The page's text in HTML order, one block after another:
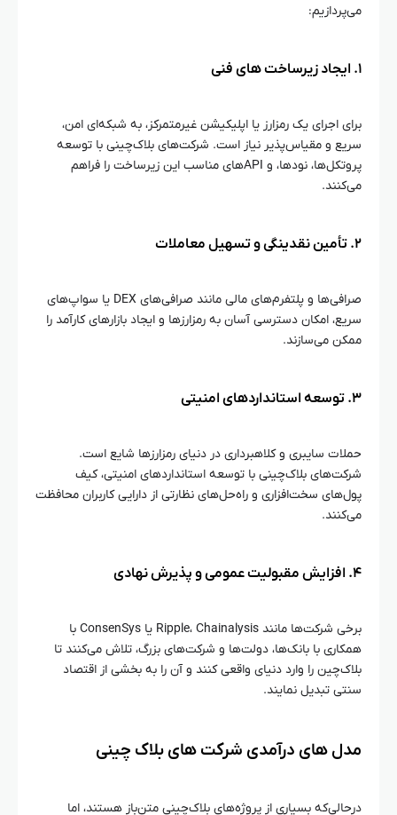
می‌پردازیم:
۱. ایجاد زیرساخت‌ های فنی
برای اجرای یک رمزارز یا اپلیکیشن غیرمتمرکز، به شبکه‌ای امن،
سریع و مقیاس‌پذیر نیاز است. شرکت‌های بلاک‌چینی با توسعه
پروتکل‌ها، نودها، و APIهای مناسب این زیرساخت را فراهم
می‌کنند.
۲. تأمین نقدینگی و تسهیل معاملات
صرافی‌ها و پلتفرم‌های مالی مانند صرافی‌های DEX یا سواپ‌های
سریع، امکان دسترسی آسان به رمزارزها و ایجاد بازارهای کارآمد را
ممکن می‌سازند.
۳. توسعه استانداردهای امنیتی
حملات سایبری و کلاهبرداری در دنیای رمزارزها شایع است.
شرکت‌های بلاک‌چینی با توسعه استانداردهای امنیتی، کیف
پول‌های سخت‌افزاری و راه‌حل‌های نظارتی از دارایی کاربران محافظت
می‌کنند.
۴. افزایش مقبولیت عمومی و پذیرش نهادی
برخی شرکت‌ها مانند Ripple، Chainalysis یا ConsenSys با
همکاری با بانک‌ها، دولت‌ها و شرکت‌های بزرگ، تلاش می‌کنند تا
بلاک‌چین را وارد دنیای واقعی کنند و آن را به بخشی از اقتصاد
سنتی تبدیل نمایند.
مدل‌ های درآمدی شرکت‌ های بلاک‌ چینی
درحالی‌که بسیاری از پروژه‌های بلاک‌چینی متن‌باز هستند، اما